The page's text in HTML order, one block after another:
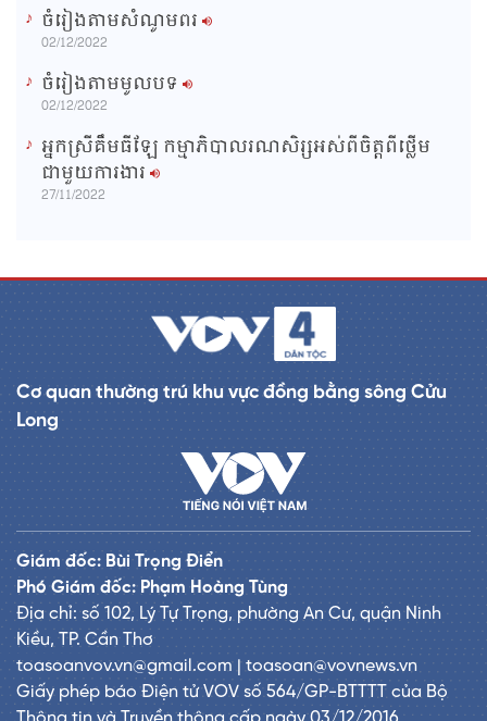
ចំរៀងតាមសំណូមពរ
02/12/2022
ចំរៀងតាមមូលបទ
02/12/2022
អ្នកស្រីគឹមធីឡែ កម្មាភិបាលរណសិរ្សអស់ពីចិត្តពីថ្លើម
ជាមួយការងារ
27/11/2022
Cơ quan thường trú khu vực đồng bằng sông Cửu
Long
Giám đốc: Bùi Trọng Điển
Phó Giám đốc: Phạm Hoàng Tùng
Địa chỉ: số 102, Lý Tự Trọng, phường An Cư, quận Ninh
Kiều, TP. Cần Thơ
toasoanvov.vn@gmail.com | toasoan@vovnews.vn
Giấy phép báo Điện tử VOV số 564/GP-BTTTT của Bộ